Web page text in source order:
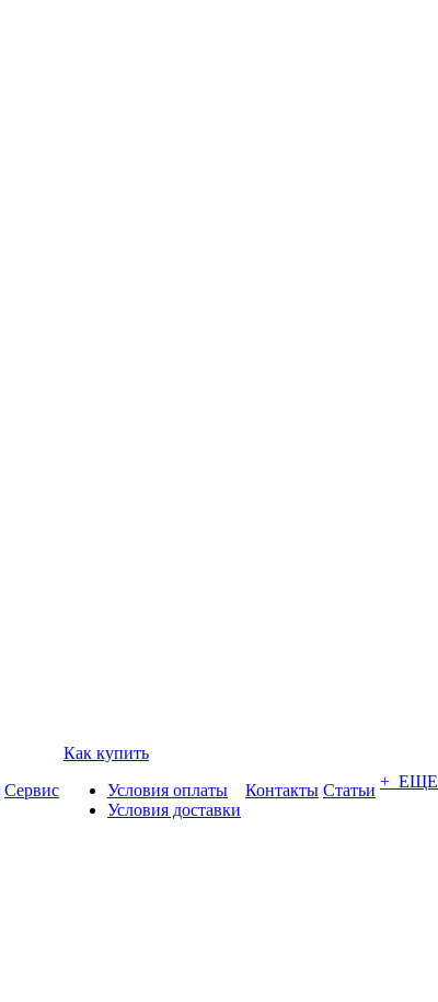
Сервис
Как купить
Условия оплаты
Условия доставки
Контакты Статьи + ЕЩЕ